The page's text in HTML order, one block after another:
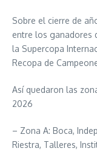
Sobre el cierre de
entre los ganadores
la Supercopa
Recopa de
Así quedaron las
2026
– Zona A: Boca,
Riestra, Talleres,